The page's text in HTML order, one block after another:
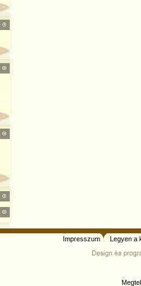
Impresszum Legyen a